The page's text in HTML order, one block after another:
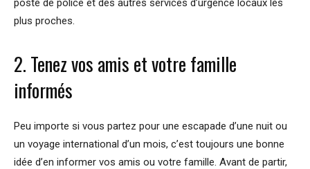
plus proches.
2. Tenez vos amis et votre famille
informés
Peu importe si vous partez pour une escapade d’une nuit ou
un voyage international d’un mois, c’est toujours une bonne
idée d’en informer vos amis ou votre famille. Avant de partir,